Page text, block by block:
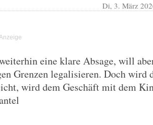
Di, 3. März
eine klare Absage, will
Grenzen legalisieren. Doch wird
wird dem Geschäft mit dem